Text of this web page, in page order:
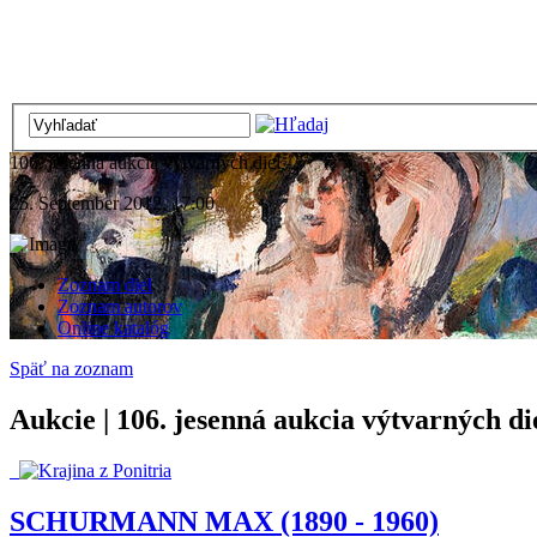
106. jesenná aukcia výtvarných diel
25. September 2012, 17:00
Zoznam diel
Zoznam autorov
Online katalóg
Späť na zoznam
Aukcie | 106. jesenná aukcia výtvarných
SCHURMANN MAX (1890 - 1960)